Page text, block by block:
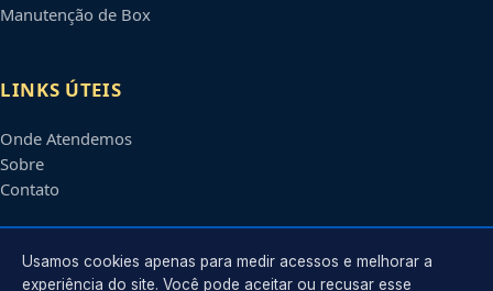
Manutenção de Box
LINKS ÚTEIS
Onde Atendemos
Sobre
Contato
CONTATO
Usamos cookies apenas para medir acessos e melhorar a
experiência do site. Você pode aceitar ou recusar esse